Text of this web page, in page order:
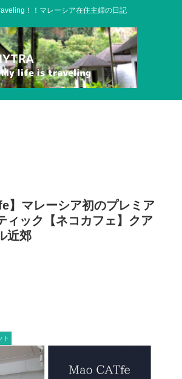
！！マレーシア在住主婦の日記
】マレーシア初のプレミア
ィック【ネコカフェ】クア
近郊
ト